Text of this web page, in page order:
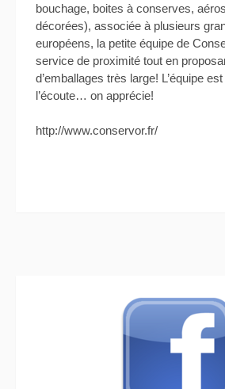
bouchage, boites à conserves,
décorées), associée à plusieurs
européens, la petite équipe de
service de proximité tout en
d’emballages très large! L’équipe
l’écoute… on apprécie!
http://www.conservor.fr/